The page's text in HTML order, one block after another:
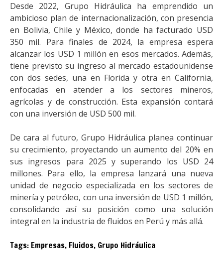
Desde 2022, Grupo Hidráulica ha emprendido un
ambicioso plan de internacionalización, con presencia
en Bolivia, Chile y México, donde ha facturado USD
350 mil. Para finales de 2024, la empresa espera
alcanzar los USD 1 millón en esos mercados. Además,
tiene previsto su ingreso al mercado estadounidense
con dos sedes, una en Florida y otra en California,
enfocadas en atender a los sectores mineros,
agrícolas y de construcción. Esta expansión contará
con una inversión de USD 500 mil.
De cara al futuro, Grupo Hidráulica planea continuar
su crecimiento, proyectando un aumento del 20% en
sus ingresos para 2025 y superando los USD 24
millones. Para ello, la empresa lanzará una nueva
unidad de negocio especializada en los sectores de
minería y petróleo, con una inversión de USD 1 millón,
consolidando así su posición como una solución
integral en la industria de fluidos en Perú y más allá.
Tags: Empresas, Fluidos, Grupo Hidráulica